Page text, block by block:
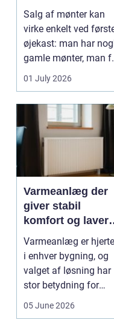
Salg af mønter kan
virke enkelt ved
øjekast: man har
gamle mønter, man
dem vurderet...
01 July 2026
Varmeanlæg der
giver stabil
komfort og lavere
energiregning
Varmeanlæg er
i enhver bygning, og
valget af løsning har
stor betydning for
05 June 2026